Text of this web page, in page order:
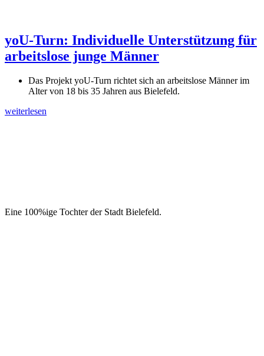
yoU-Turn: Individuelle Unterstützung für
arbeitslose junge Männer
Das Projekt yoU-Turn richtet sich an arbeitslose Männer im
Alter von 18 bis 35 Jahren aus Bielefeld.
weiterlesen
Eine 100%ige Tochter der Stadt Bielefeld.